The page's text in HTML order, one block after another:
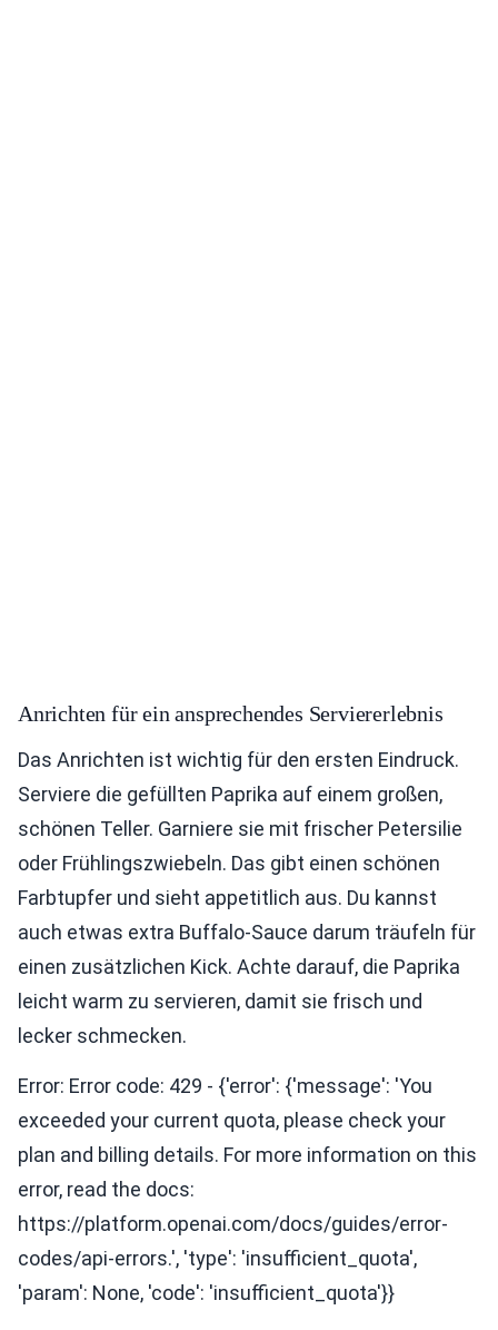
Anrichten für ein ansprechendes Serviererlebnis
Das Anrichten ist wichtig für den ersten Eindruck.
Serviere die gefüllten Paprika auf einem großen,
schönen Teller. Garniere sie mit frischer Petersilie
oder Frühlingszwiebeln. Das gibt einen schönen
Farbtupfer und sieht appetitlich aus. Du kannst
auch etwas extra Buffalo-Sauce darum träufeln für
einen zusätzlichen Kick. Achte darauf, die Paprika
leicht warm zu servieren, damit sie frisch und
lecker schmecken.
Error: Error code: 429 - {'error': {'message': 'You
exceeded your current quota, please check your
plan and billing details. For more information on this
error, read the docs:
https://platform.openai.com/docs/guides/error-
codes/api-errors.', 'type': 'insufficient_quota',
'param': None, 'code': 'insufficient_quota'}}